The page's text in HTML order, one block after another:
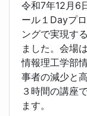
令和7年12月6
ール１Dayプ
ングで実現す
ました。会場
情報理工学部
事者の減少と
３時間の講座
ます。